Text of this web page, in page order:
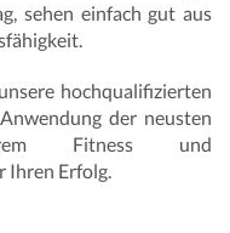
sehen einfach gut aus
hochqualifizierten
der neusten
Fitness und
Ihren Erfolg.